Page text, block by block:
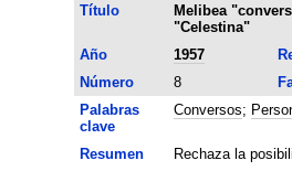
Título
Melibea
"Celestina"
Año
1957
Número
8
Palabras
clave
Conversos;
Resumen
Rechaza la